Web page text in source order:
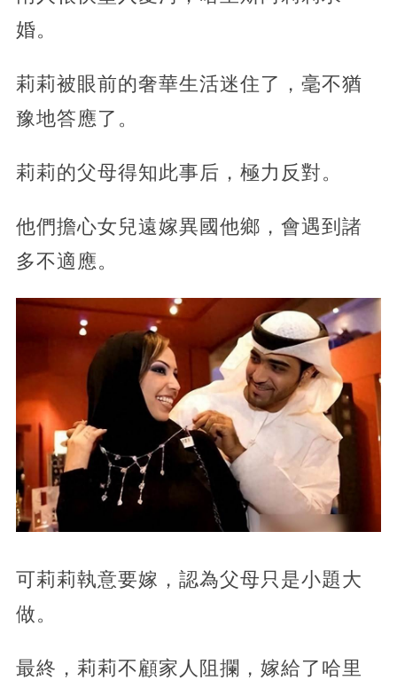
婚。
莉莉被眼前的奢華生活迷住了，毫不猶
豫地答應了。
莉莉的父母得知此事后，極力反對。
他們擔心女兒遠嫁異國他鄉，會遇到諸
多不適應。
可莉莉執意要嫁，認為父母只是小題大
做。
最終，莉莉不顧家人阻攔，嫁給了哈里